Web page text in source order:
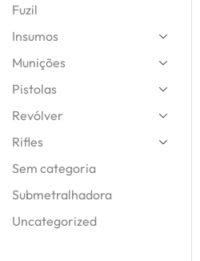
Fuzil
Insumos
Munições
Pistolas
Revólver
Rifles
Sem categoria
Submetralhadora
Uncategorized
Tire Suas
ATENDIMENTO
24HRS